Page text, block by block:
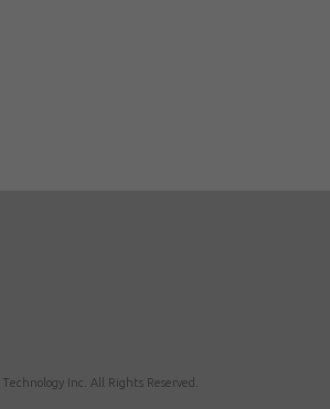
Inc. All Rights Reserved.